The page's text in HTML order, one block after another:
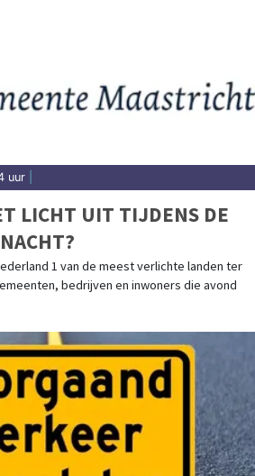
uur
LICHT UIT TIJDENS DE
1 van de meest verlichte landen ter
bedrijven en inwoners die avond